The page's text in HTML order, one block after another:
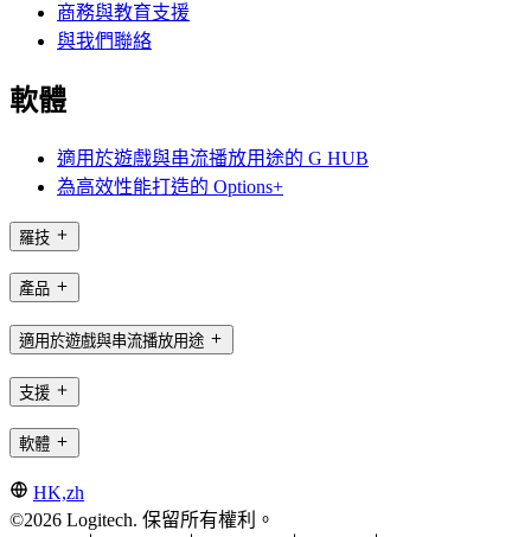
商務與教育支援
與我們聯絡
軟體
適用於遊戲與串流播放用途的 G HUB
為高效性能打造的 Options+
羅技
產品
適用於遊戲與串流播放用途
支援
軟體
HK,zh
©2026 Logitech. 保留所有權利。